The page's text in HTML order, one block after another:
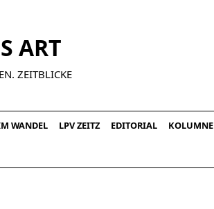
ART
ZEITBLICKE
WANDEL LPV ZEITZ EDITORIAL KOLUMNE